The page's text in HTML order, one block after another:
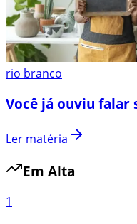
rio branco
Você já ouviu falar
Ler matéria
Em Alta
1